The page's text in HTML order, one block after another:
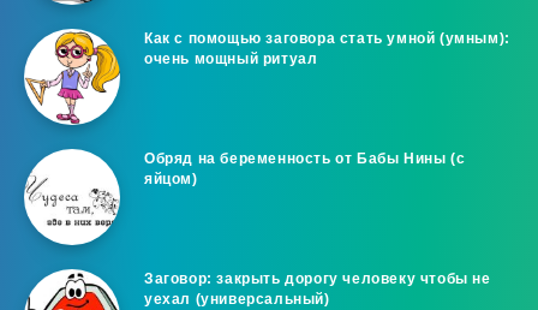
Как с помощью заговора стать умной (умным):
очень мощный ритуал
Обряд на беременность от Бабы Нины (с
яйцом)
Заговор: закрыть дорогу человеку чтобы не
уехал (универсальный)